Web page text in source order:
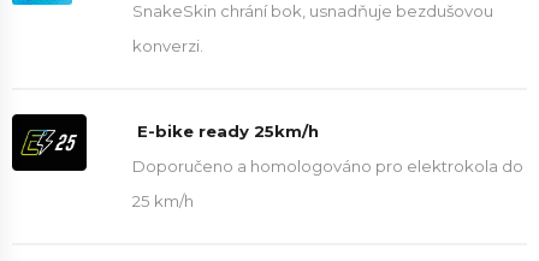
SnakeSkin chrání bok, usnadňuje bezdušovou
konverzi.
E-bike ready 25km/h
Doporučeno a homologováno pro elektrokola do
25 km/h